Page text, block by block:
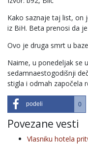
Kako saznaje taj list, on
iz BiH. Beta prenosi da
Ovo je druga smrt u
Naime, u ponedeljak se
sedamnaestogodišnji
stigla i odmah započela
podeli 0
Povezane vesti
Vlasniku hotela